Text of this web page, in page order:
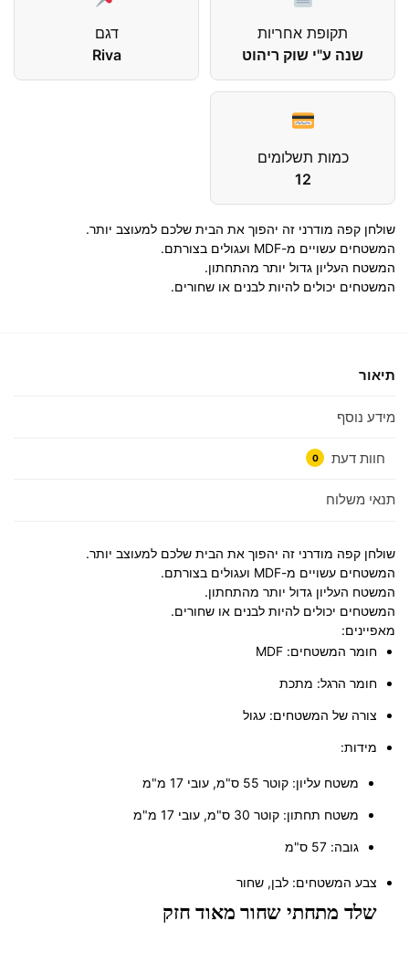
תקופת אחריות
שנה ע"י שוק ריהוט
דגם
Riva
כמות תשלומים
12
שולחן קפה מודרני זה יהפוך את הבית שלכם למעוצב יותר.
המשטחים עשויים מ-MDF ועגולים בצורתם.
המשטח העליון גדול יותר מהתחתון.
המשטחים יכולים להיות לבנים או שחורים.
תיאור
מידע נוסף
חוות דעת 0
תנאי משלוח
שולחן קפה מודרני זה יהפוך את הבית שלכם למעוצב יותר.
המשטחים עשויים מ-MDF ועגולים בצורתם.
המשטח העליון גדול יותר מהתחתון.
המשטחים יכולים להיות לבנים או שחורים.
מאפיינים:
חומר המשטחים: MDF
חומר הרגל: מתכת
צורה של המשטחים: עגול
מידות:
משטח עליון: קוטר 55 ס"מ, עובי 17 מ"מ
משטח תחתון: קוטר 30 ס"מ, עובי 17 מ"מ
גובה: 57 ס"מ
צבע המשטחים: לבן, שחור
שלד מתחתי שחור מאוד חזק